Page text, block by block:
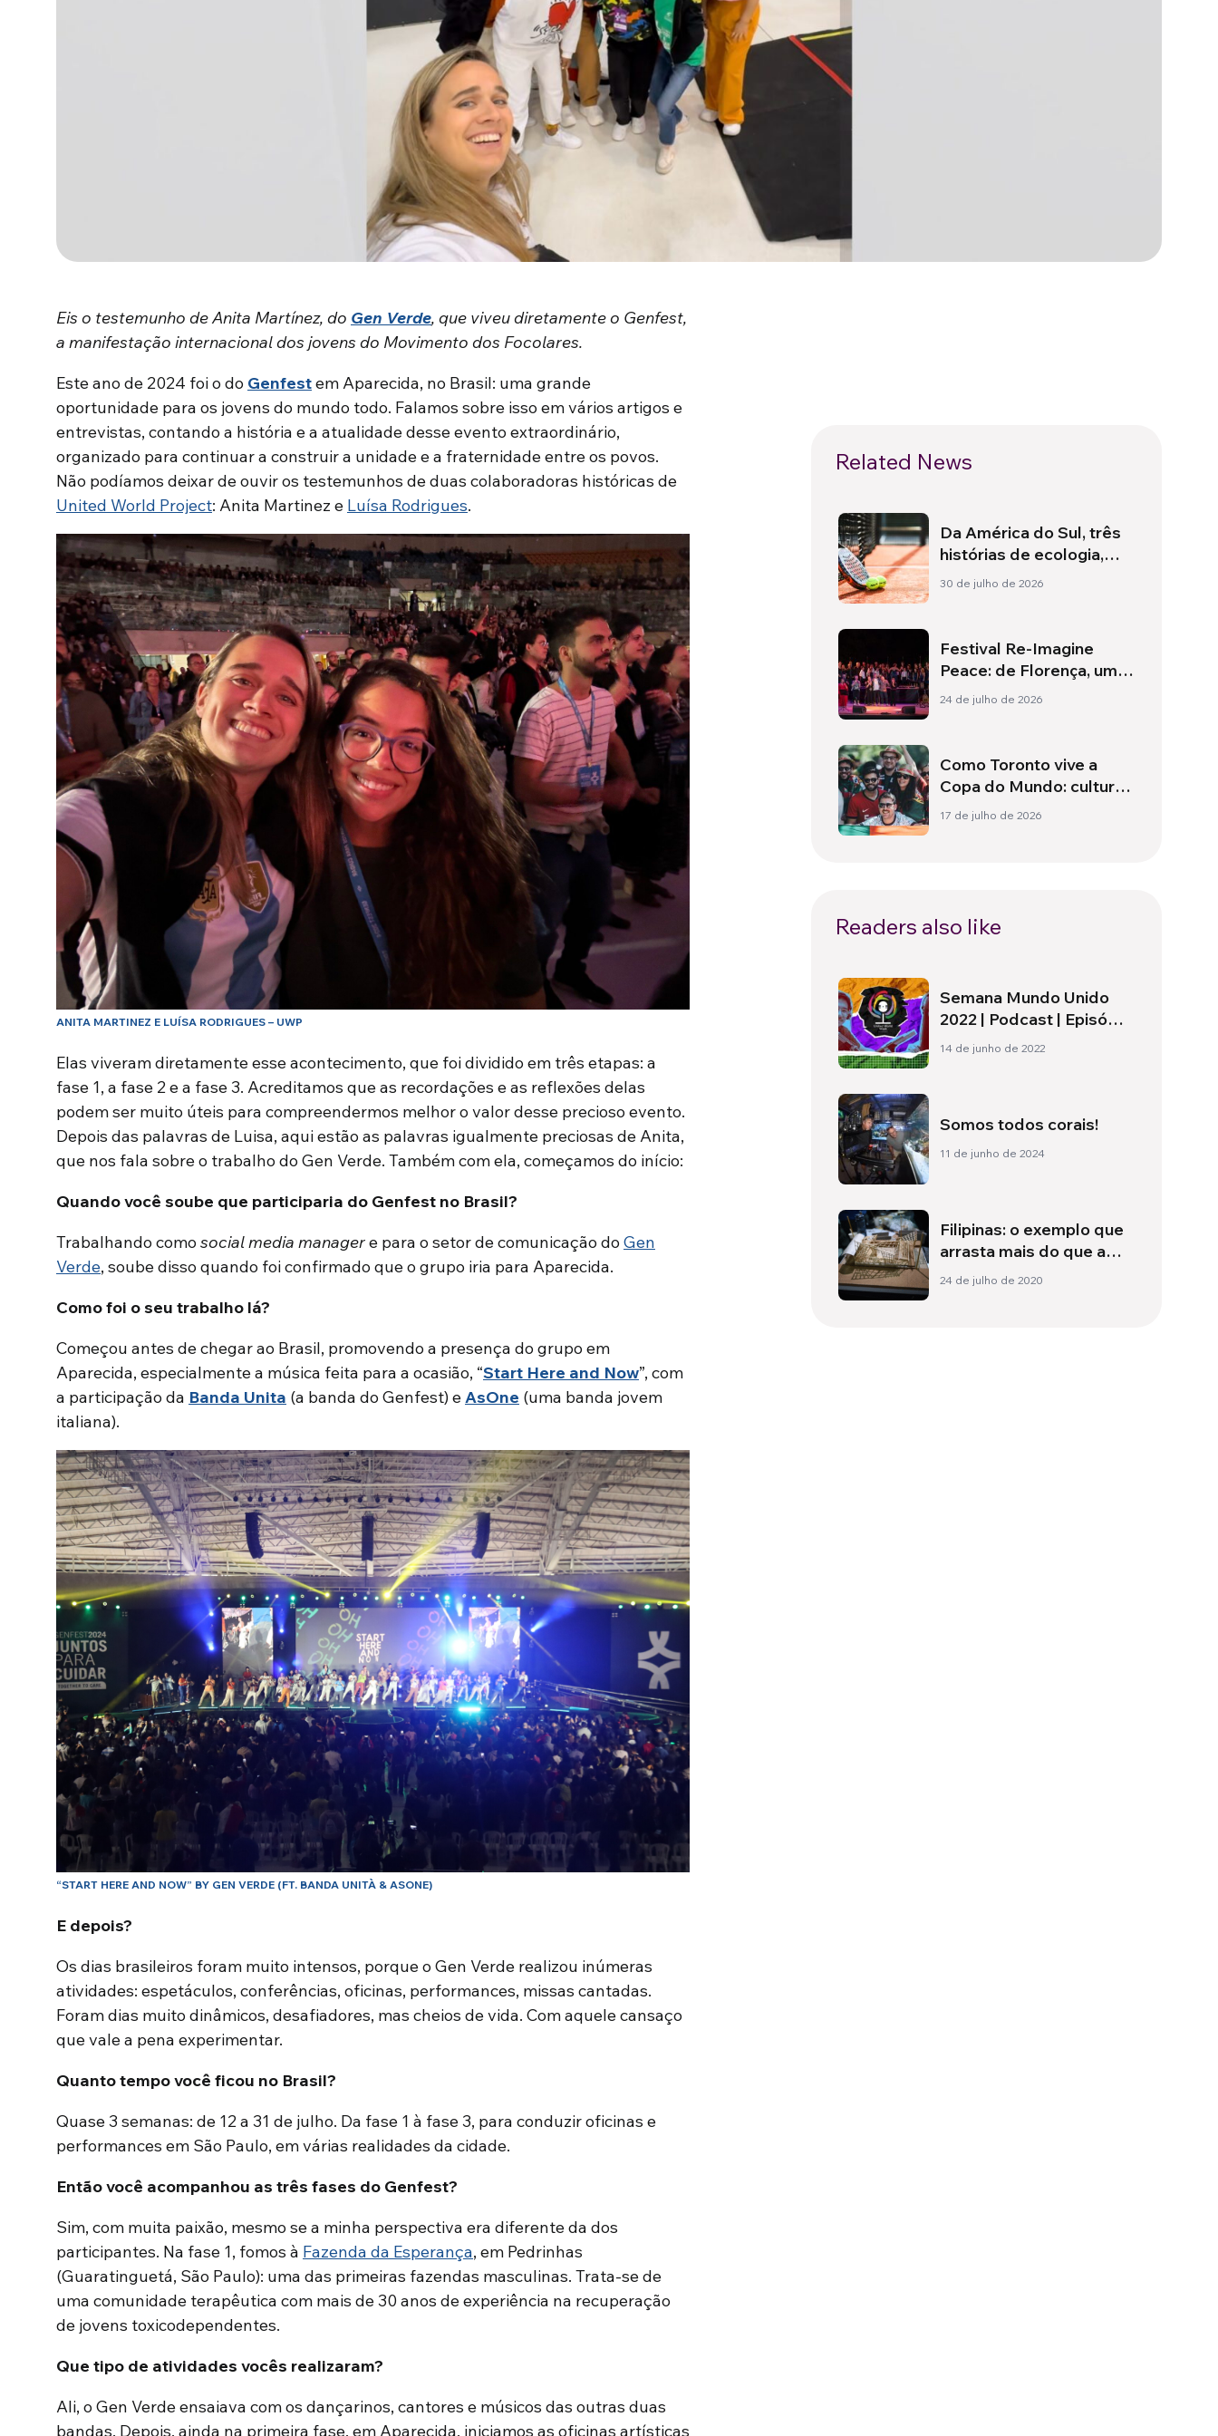
Eis o testemunho de Anita Martínez, do Gen Verde, que viveu diretamente o Genfest,
a manifestação internacional dos jovens do Movimento dos Focolares.
Este ano de 2024 foi o do Genfestem Aparecida, no Brasil: uma grande
oportunidade para os jovens do mundo todo. Falamos sobre isso em vários artigos e
entrevistas, contando a história e a atualidade desse evento extraordinário,
organizado para continuar a construir a unidade e a fraternidade entre os povos.
Não podíamos deixar de ouvir os testemunhos de duas colaboradoras históricas de
United World Project: Anita Martinez e Luísa Rodrigues.
ANITA MARTINEZ E LUÍSA RODRIGUES – UWP
Elas viveram diretamente esse acontecimento, que foi dividido em três etapas: a
fase 1, a fase 2 e a fase 3. Acreditamos que as recordações e as reflexões delas
podem ser muito úteis para compreendermos melhor o valor desse precioso evento.
Depois das palavras de Luisa, aqui estão as palavras igualmente preciosas de Anita,
que nos fala sobre o trabalho do Gen Verde. Também com ela, começamos do início:
Quandovocê soube que participaria do Genfest no Brasil?
Trabalhando como social media managere para o setor de comunicação do Gen
Verde, soube disso quando foi confirmado que o grupo iria para Aparecida.
Como foi o seu trabalho lá?
Começou antes de chegar ao Brasil, promovendo a presença do grupo em
Aparecida, especialmente a música feita para a ocasião, “Start Here and Now”, com
a participação da Banda Unita (a banda do Genfest) e AsOne (uma banda jovem
italiana).
“START HERE AND NOW” BY GEN VERDE (FT. BANDA UNITÀ & ASONE)
E depois?
Os dias brasileiros foram muito intensos, porque o Gen Verde realizou inúmeras
atividades: espetáculos, conferências, oficinas, performances, missas cantadas.
Foram dias muito dinâmicos, desafiadores, mas cheios de vida. Com aquele cansaço
que vale a pena experimentar.
Quanto tempo você ficou no Brasil?
Quase 3 semanas: de 12 a 31 de julho. Da fase 1 à fase 3, para conduzir oficinas e
performances em São Paulo, em várias realidades da cidade.
Então você acompanhou as três fases do Genfest?
Sim, com muita paixão, mesmo se a minha perspectiva era diferente da dos
participantes. Na fase 1, fomos à Fazenda da Esperança, em Pedrinhas
(Guaratinguetá, São Paulo): uma das primeiras fazendas masculinas. Trata-se de
uma comunidade terapêutica com mais de 30 anos de experiência na recuperação
de jovens toxicodependentes.
Que tipo de atividades vocês realizaram?
Ali, o Gen Verde ensaiava com os dançarinos, cantores e músicos das outras duas
bandas. Depois, ainda na primeira fase, em Aparecida, iniciamos as oficinas artísticas
Related News
Da América do Sul, três
histórias de ecologia,
esporte e saúde
30 de julho de 2026
Festival Re-Imagine
Peace: de Florença, um
hino à paz
24 de julho de 2026
Como Toronto vive a
Copa do Mundo: cultura,
identidade e política
17 de julho de 2026
Readers also like
Semana Mundo Unido
2022 | Podcast | Episódio
#1
14 de junho de 2022
Somos todos corais!
11 de junho de 2024
Filipinas: o exemplo que
arrasta mais do que a
corrente do rio
24 de julho de 2020